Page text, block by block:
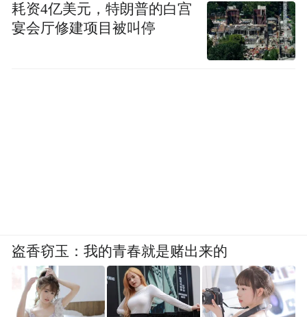
耗资4亿美元，特朗普的白宫
宴会厅修建项目被叫停
盗香窃玉：我的青春就是赌出来的